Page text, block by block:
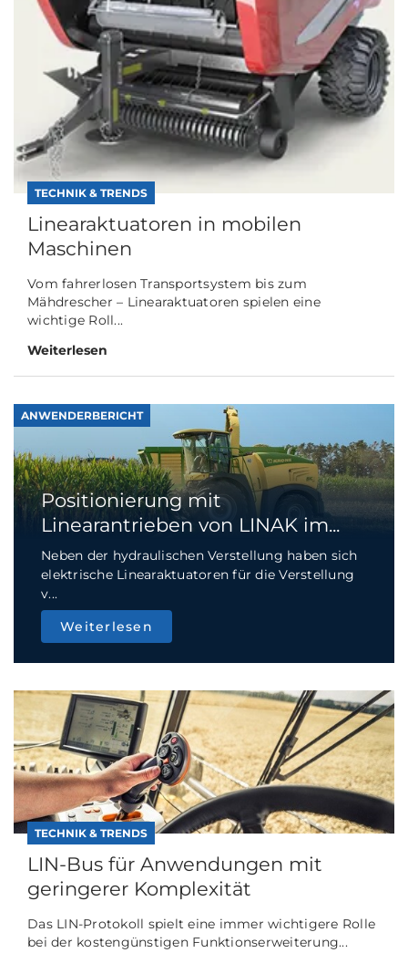
TECHNIK & TRENDS
Linearaktuatoren in mobilen
Maschinen
Vom fahrerlosen Transportsystem bis zum
Mähdrescher – Linearaktuatoren spielen eine
wichtige Roll...
Weiterlesen
ANWENDERBERICHT
Positionierung mit
Linearantrieben von LINAK im...
Neben der hydraulischen Verstellung haben sich
elektrische Linearaktuatoren für die Verstellung
v...
Weiterlesen
TECHNIK & TRENDS
LIN-Bus für Anwendungen mit
geringerer Komplexität
Das LIN-Protokoll spielt eine immer wichtigere Rolle
bei der kostengünstigen Funktionserweiterung...